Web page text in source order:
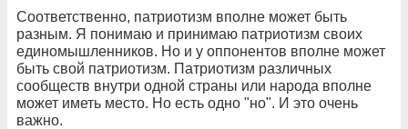
Соответственно, патриотизм вполне может быть
разным. Я понимаю и принимаю патриотизм своих
единомышленников. Но и у оппонентов вполне может
быть свой патриотизм. Патриотизм различных
сообществ внутри одной страны или народа вполне
может иметь место. Но есть одно "но". И это очень
важно.